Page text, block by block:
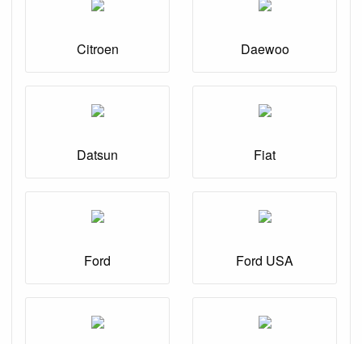
Citroen Daewoo
Datsun Fiat
Ford Ford USA